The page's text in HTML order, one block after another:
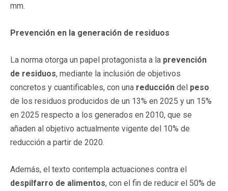
mm.
Prevención en la generación de residuos
La norma otorga un papel protagonista a la prevención
de residuos, mediante la inclusión de objetivos
concretos y cuantificables, con una reducción del peso
de los residuos producidos de un 13% en 2025 y un 15%
en 2025 respecto a los generados en 2010, que se
añaden al objetivo actualmente vigente del 10% de
reducción a partir de 2020.
Además, el texto contempla actuaciones contra el
despilfarro de alimentos, con el fin de reducir el 50% de